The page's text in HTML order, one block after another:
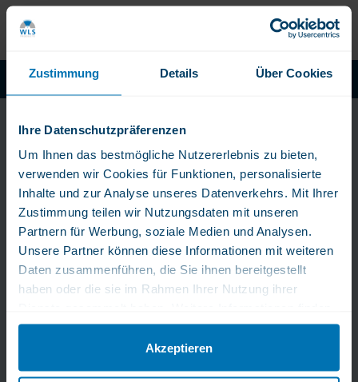
Zustimmung Details Über Cookies
Ihre Datenschutzpräferenzen
Um Ihnen das bestmögliche Nutzererlebnis zu bieten,
verwenden wir Cookies für Funktionen, personalisierte
Inhalte und zur Analyse unseres Datenverkehrs. Mit Ihrer
Zustimmung teilen wir Nutzungsdaten mit unseren
Partnern für Werbung, soziale Medien und Analysen.
Unsere Partner können diese Informationen mit weiteren
Daten zusammenführen, die Sie ihnen bereitgestellt
haben oder die sie im Rahmen Ihrer Nutzung ihrer
Sie in unserer Datenschutzerklärung.
Akzeptieren
WLS Pure: Ohne chemische Zusatze
Bleib immer am Puls
der Zeit!
Erhalten Sie exklusive Tipps, Angebote und Neuigkeiten
direkt in Ihr Postfach.
Jetzt anmelden!